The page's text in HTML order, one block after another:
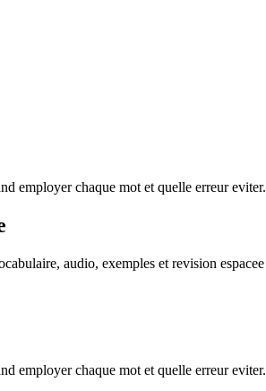
employer chaque mot et quelle erreur eviter.
audio, exemples et revision
employer chaque mot et quelle erreur eviter.